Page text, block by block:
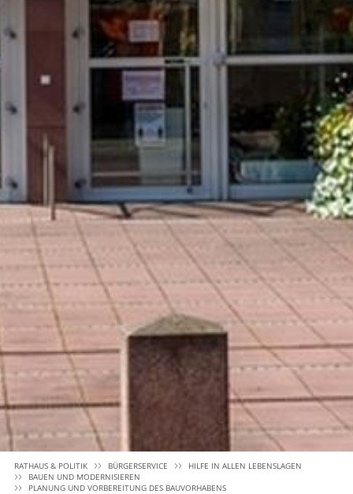
RATHAUS & POLITIK BÜRGERSERVICE
HILFE IN ALLEN LEBENSLAGEN
BAUEN UND MODERNISIEREN
PLANUNG UND VORBEREITUNG DES BAUVORHABENS